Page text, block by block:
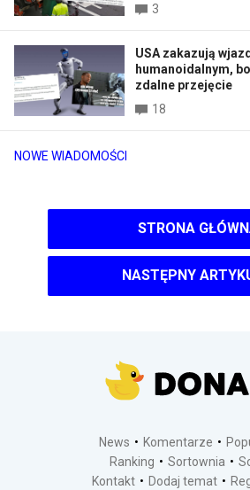
NOWE WIADOMOŚCI
3
USA zakazują
humanoidalnym,
zdalne przejęcie
18
STRONA
NASTĘPNY
News Komentarze
Ranking
Sortownia
Kontakt
Dodaj temat